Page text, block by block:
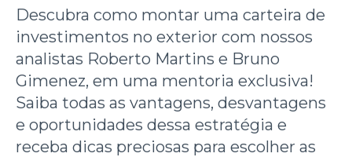
Descubra como montar uma carteira de
investimentos no exterior com nossos
analistas Roberto Martins e Bruno
Gimenez, em uma mentoria exclusiva!
Saiba todas as vantagens, desvantagens
e oportunidades dessa estratégia e
receba dicas preciosas para escolher as